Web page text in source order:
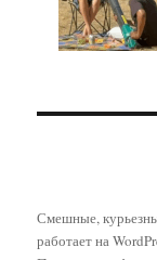
Смешные,
работает на